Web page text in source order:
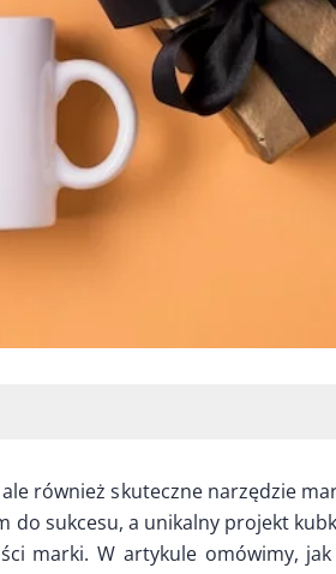
również skuteczne narzędzie
do sukcesu, a unikalny projekt
marki. W artykule omówimy,